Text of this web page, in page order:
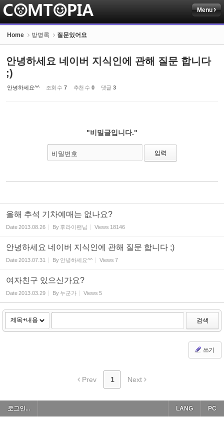
Menu
Home 방명록 질문있어요
안녕하세요 네이버 지식인에 관해 질문 합니다
;)
안녕하세요^^ 조회 수 7 추천 수 0 댓글 3
"비밀글입니다."
비밀번호
올해 추석 기차예매는 없나요?
Date2013.08.26 By 후라이팬님 Views 18146
안녕하세요 네이버 지식인에 관해 질문 합니다 ;)
Date2013.07.31 By 안녕하세요^^ Views 7
여자친구 있으신가요?
Date2013.03.29 By 누군가 Views 5
검색
쓰기
Prev 1 Next
로그인... PC
LANG
Sketchbook5, 스케치북5